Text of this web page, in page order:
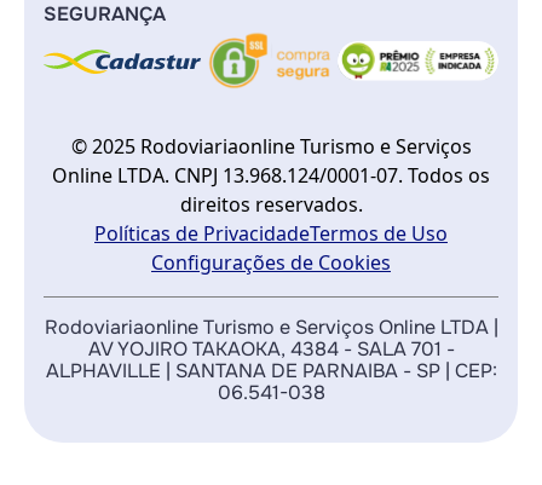
SEGURANÇA
© 2025 Rodoviariaonline Turismo e Serviços
Online LTDA. CNPJ 13.968.124/0001-07. Todos os
direitos reservados.
Políticas de PrivacidadeTermos de Uso
Configurações de Cookies
Rodoviariaonline Turismo e Serviços Online LTDA |
AV YOJIRO TAKAOKA, 4384 - SALA 701 -
ALPHAVILLE | SANTANA DE PARNAIBA - SP | CEP:
06.541-038